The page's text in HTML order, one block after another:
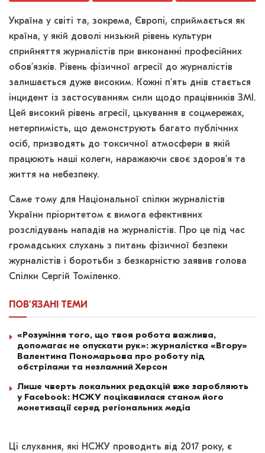
Україна у світі та, зокрема, Європі, сприймається як
країна, у якій доволі низький рівень культури
сприйняття журналістів при виконанні професійних
обов’язків. Рівень фізичної агресії до журналістів
залишається дуже високим. Кожні п’ять днів стається
інцидент із застосуванням сили щодо працівників ЗМІ.
Цей високий рівень агресії, цькування в соцмережах,
нетерпимість, що демонструють багато публічних
осіб, призводять до токсичної атмосфери в якій
працюють наші колеги, наражаючи своє здоров’я та
життя на небезпеку.
Саме тому для Національної спілки журналістів
України пріоритетом є вимога ефективних
розслідувань нападів на журналістів. Про це під час
громадських слухань з питань фізичної безпеки
журналістів і боротьби з безкарністю заявив голова
Спілки Сергій Томіленко.
ПОВ'ЯЗАНІ ТЕМИ
«Розуміння того, що твоя робота важлива,
допомагає не опускати рук»: журналістка «Вгору»
Валентина Пономарьова про роботу під
обстрілами та незламний Херсон
Лише чверть локальних редакцій вже заробляють
у Facebook: НСЖУ поцікавилася станом його
монетизації серед регіональних медіа
Ці слухання, які НСЖУ проводить від 2017 року, є